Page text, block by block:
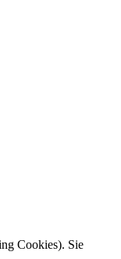
Cookies). Sie